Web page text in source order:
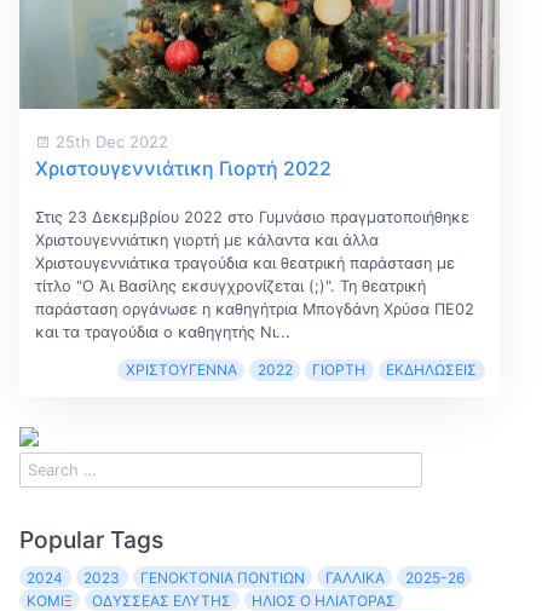
25th Dec 2022
Χριστουγεννιάτικη Γιορτή 2022
Στις 23 Δεκεμβρίου 2022 στο Γυμνάσιο πραγματοποιήθηκε
Χριστουγεννιάτικη γιορτή με κάλαντα και άλλα
Χριστουγεννιάτικα τραγούδια και θεατρική παράσταση με
τίτλο "Ο Άι Βασίλης εκσυγχρονίζεται (;)". Τη θεατρική
παράσταση οργάνωσε η καθηγήτρια Μπογδάνη Χρύσα ΠΕ02
και τα τραγούδια ο καθηγητής Νι...
ΧΡΙΣΤΟΎΓΕΝΝΑ 2022 ΓΙΟΡΤΉ ΕΚΔΗΛΏΣΕΙΣ
Popular Tags
2024 2023 ΓΕΝΟΚΤΟΝΊΑ ΠΟΝΤΊΩΝ ΓΑΛΛΙΚΆ
2025-26
ΚΌΜΙΞ
ΟΔΥΣΣΈΑΣ ΕΛΎΤΗΣ
ΉΛΙΟΣ Ο ΗΛΙΆΤΟΡΑΣ